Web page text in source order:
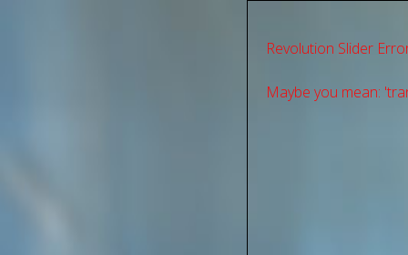
Revolution Slider
Maybe you mean: